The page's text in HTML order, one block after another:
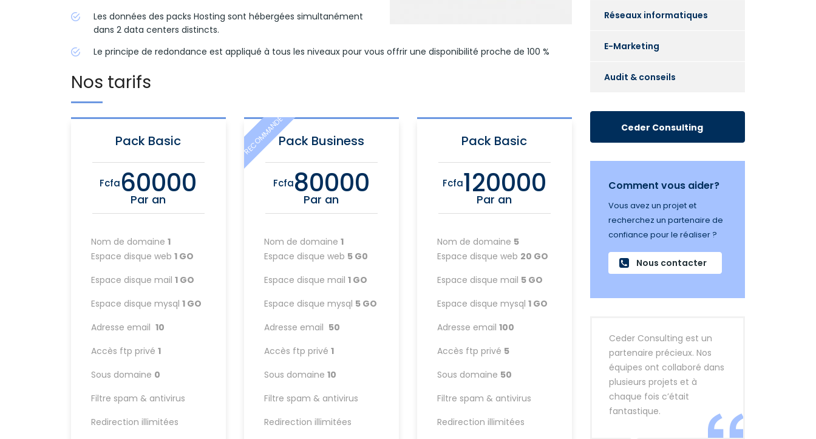
Les données des packs Hosting sont hébergées simultanément
dans 2 data centers distincts.
Le principe de redondance est appliqué à tous les niveaux pour vous offrir une disponibilité proche de 100 %
Nos tarifs
Pack Basic
60000
Fcfa
Par an
Nom de domaine 1
Espace disque web 1 GO
Espace disque mail 1 GO
Espace disque mysql 1 GO
Adresse email 10
Accès ftp privé 1
Sous domaine 0
Filtre spam & antivirus
Redirection illimitées
RECOMMANDÉPack Business
80000
Fcfa
Par an
Nom de domaine 1
Espace disque web 5 G0
Espace disque mail 1 GO
Espace disque mysql 5 GO
Adresse email 50
Accès ftp privé 1
Sous domaine 10
Filtre spam & antivirus
Redirection illimitées
Pack Basic
120000
Fcfa
Par an
Nom de domaine 5
Espace disque web 20 GO
Espace disque mail 5 GO
Espace disque mysql 1 GO
Adresse email 100
Accès ftp privé 5
Sous domaine 50
Filtre spam & antivirus
Redirection illimitées
Réseaux informatiques
E-Marketing
Audit & conseils
Ceder Consulting
Comment vous aider?
Vous avez un projet et
recherchez un partenaire de
confiance pour le réaliser ?
Nous contacter
Ceder Consulting est un
partenaire précieux. Nos
équipes ont collaboré dans
plusieurs projets et à
chaque fois c’était
fantastique.